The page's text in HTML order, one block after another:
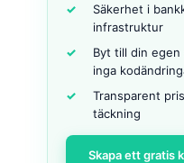
Säkerhet i
infrastruktur
Byt till din
inga
Transparent
täckning
Skapa ett gratis